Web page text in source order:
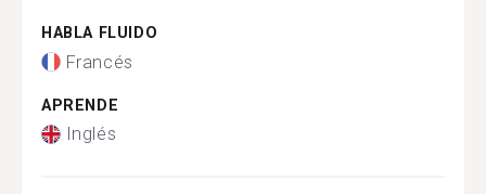
HABLA FLUIDO
Francés
APRENDE
Inglés